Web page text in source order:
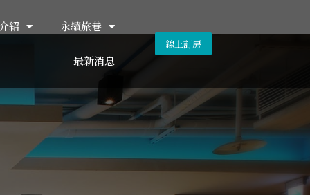
紹 永續旅巷
最新消息
線上訂房